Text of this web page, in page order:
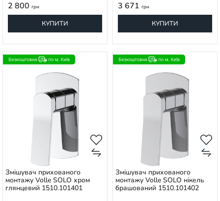
2 800 грн
КУПИТИ
3 671 грн
КУПИТИ
Змішувач прихованого
монтажу Volle SOLO хром
глянцевий 1510.101401
Змішувач прихованого
монтажу Volle SOLO нікель
брашований 1510.101402